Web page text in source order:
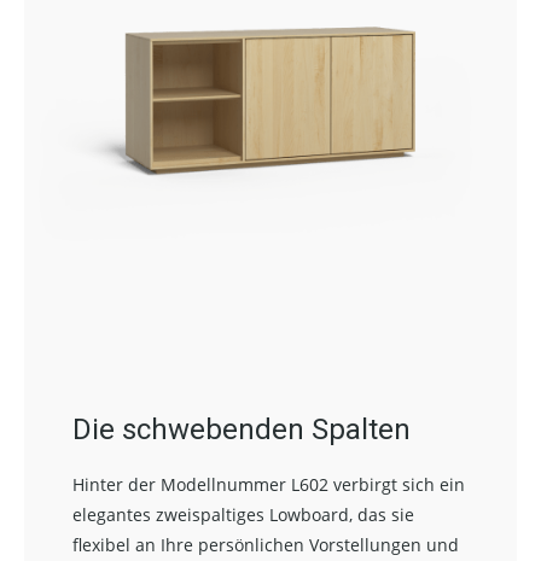
Die schwebenden Spalten
Hinter der Modellnummer L602 verbirgt sich ein
elegantes zweispaltiges Lowboard, das sie
flexibel an Ihre persönlichen Vorstellungen und